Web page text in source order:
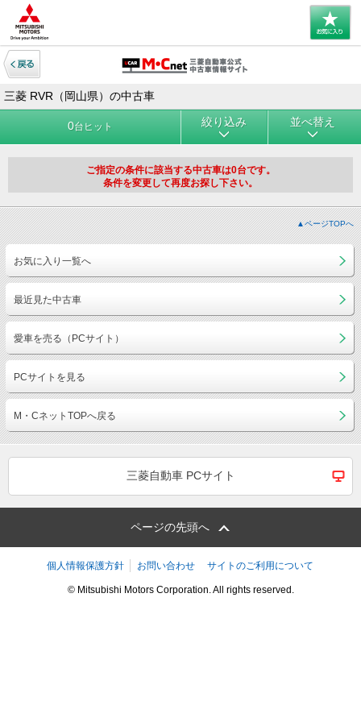
三菱 RVR（岡山県）の中古車
0台ヒット 絞り込み 並べ替え
ご指定の条件に該当する中古車は0台です。
条件を変更して再度お探し下さい。
▲ページTOPへ
お気に入り一覧へ
最近見た中古車
愛車を売る（PCサイト）
PCサイトを見る
M・CネットTOPへ戻る
三菱自動車 PCサイト
ページの先頭へ
個人情報保護方針 お問い合わせ サイトのご利用について
© Mitsubishi Motors Corporation. All rights reserved.